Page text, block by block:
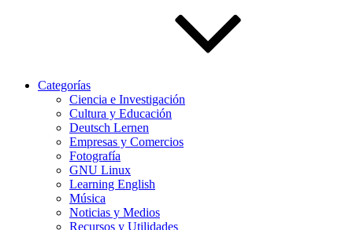
Categorías
Ciencia e Investigación
Cultura y Educación
Deutsch Lernen
Empresas y Comercios
Fotografía
GNU Linux
Learning English
Música
Noticias y Medios
Recursos y Utilidades